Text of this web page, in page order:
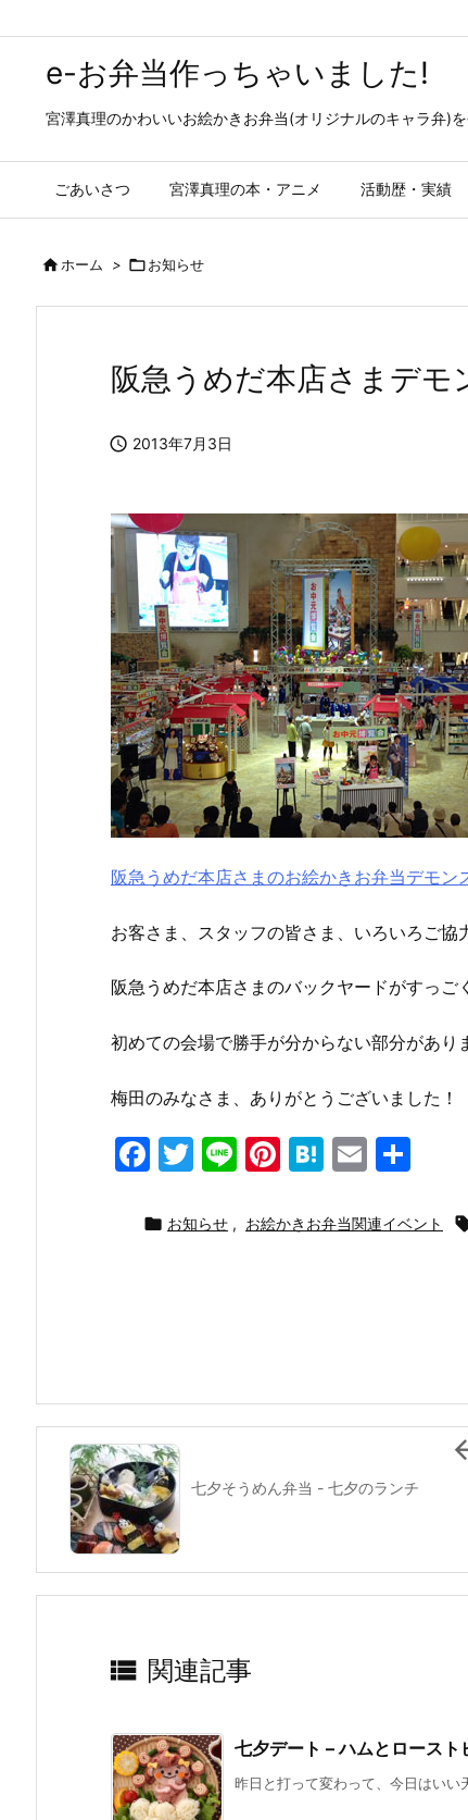
e-お弁当作っちゃいました!
宮澤真理のかわいいお絵かきお弁当(オリジナルのキャラ弁)
ごあいさつ 宮澤真理の本・アニメ 活動歴・実績
ホーム > お知らせ
阪急うめだ本店さまデモ
 2013年7月3日
阪急うめだ本店さまのお絵かきお弁当デモン
お客さま、スタッフの皆さま、いろいろご協
阪急うめだ本店さまのバックヤードがすっご
初めての会場で勝手が分からない部分があり
梅田のみなさま、ありがとうございました！
F
c
k
T
itt
Li
e
Pi
er
H
e
E
ai
 お知らせ , お絵かきお弁当関連イベント
七夕そうめん弁当 - 七夕のランチ
 関連記事
七夕デート – ハムとロースト
昨日と打って変わって、今日はい